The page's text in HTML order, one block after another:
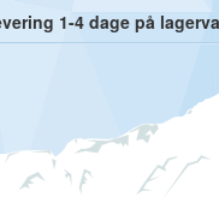
1-4 dage på